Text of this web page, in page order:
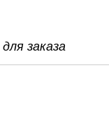
заказа